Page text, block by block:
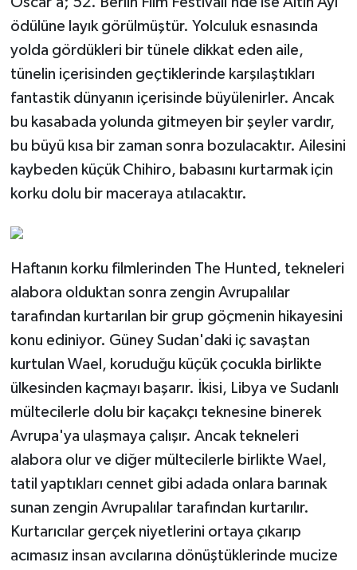
ödülüne layık görülmüştür. Yolculuk esnasında
yolda gördükleri bir tünele dikkat eden aile,
tünelin içerisinden geçtiklerinde karşılaştıkları
fantastik dünyanın içerisinde büyülenirler. Ancak
bu kasabada yolunda gitmeyen bir şeyler vardır,
bu büyü kısa bir zaman sonra bozulacaktır. Ailesini
kaybeden küçük Chihiro, babasını kurtarmak için
korku dolu bir maceraya atılacaktır.
Haftanın korku filmlerinden The Hunted, tekneleri
alabora olduktan sonra zengin Avrupalılar
tarafından kurtarılan bir grup göçmenin hikayesini
konu ediniyor. Güney Sudan'daki iç savaştan
kurtulan Wael, koruduğu küçük çocukla birlikte
ülkesinden kaçmayı başarır. İkisi, Libya ve Sudanlı
mültecilerle dolu bir kaçakçı teknesine binerek
Avrupa'ya ulaşmaya çalışır. Ancak tekneleri
alabora olur ve diğer mültecilerle birlikte Wael,
tatil yaptıkları cennet gibi adada onlara barınak
sunan zengin Avrupalılar tarafından kurtarılır.
Kurtarıcılar gerçek niyetlerini ortaya çıkarıp
acımasız insan avcılarına dönüştüklerinde mucize